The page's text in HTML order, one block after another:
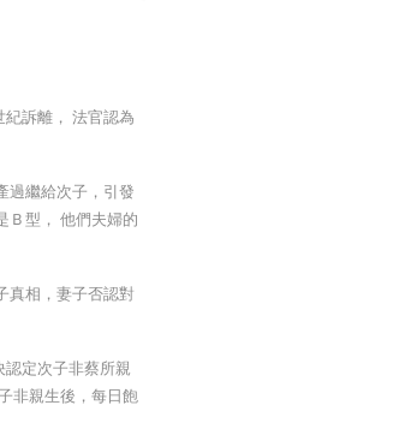
訴離， 法官認為
過繼給次子，引發
Ｂ型， 他們夫婦的
真相，妻子否認對
定次子非蔡所親
非親生後，每日飽